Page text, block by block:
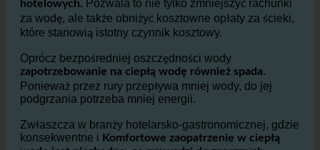
oszczędności sumują się do tysięcy litrów dziennie,
szczególnie w większych hotelach lub sieciach
hotelowych.Pozwala to nie tylko zmniejszyć rachunki
za wodę, ale także obniżyć kosztowne opłaty za ścieki,
które stanowią istotny czynnik kosztowy.
Oprócz bezpośredniej oszczędności wody
zapotrzebowanie na ciepłą wodę również spada
Ponieważ przez rury przepływa mniej wody, do jej
podgrzania potrzeba mniej energii.